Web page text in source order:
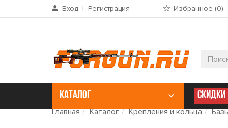
Вход | Регистрация Избранное (0)
КАТАЛОГ СКИДКИ
Главная Каталог Крепления и кольца